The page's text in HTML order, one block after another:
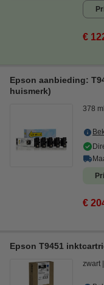
€
Epson aanbieding:
huismerk)
378 ml
€
Epson T9451
zwart